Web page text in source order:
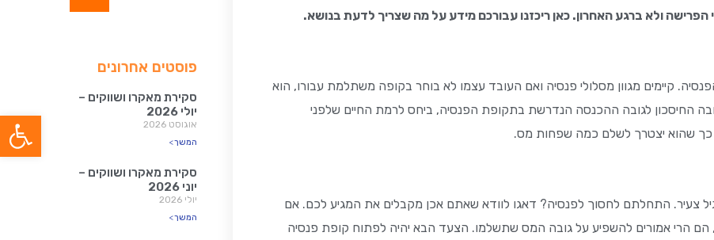
פתח
הפרישה ולא ברגע האחרון. כאן ריכזנו עבורכם מידע על מה שצריך לדעת בנושא.
קיימים מגוון מסלולי פנסיה ואם העובד עצמו לא בוחר בקופה משתלמת עבורו, הוא
החיסכון לגובה ההכנסה הנדרשת בתקופת הפנסיה, ביחס לרמת החיים שלפני
שהוא יצטרך לשלם כמה שפחות מס.
צעיר. התחלתם לחסוך לפנסיה? דאגו לוודא שאתם אכן מקבלים את המגיע לכם. אם
הרי אמורים להשפיע על גובה המס שתשלמו. הצעד הבא יהיה לפתוח קופת פנסיה
פוסטים אחרונים
סקירת מאקרו ושווקים –
יולי 2026
אוגוסט 2026
המשך>
סקירת מאקרו ושווקים –
יוני 2026
יולי 2026
המשך>